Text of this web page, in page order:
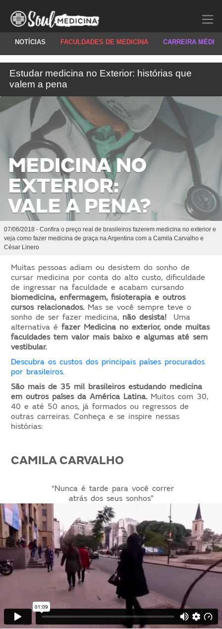
NOTÍCIAS FACULDADES DE MEDICINA CARREIRA
Estudar medicina no Exterior: histórias que
valem a pena
07/06/2018 - Confira o preço real de brasileiros fazerem medicina no exterior e
veja como fazer medicina de graça na Argentina com a Camila Carvalho e
César Linero
Muitas pessoas adiam ou desistem do sonho de
cursar medicina por conta do alto custo, dificuldade
de ingressar na faculdade e acabam cursando
biomedicina, enfermagem, fisioterapia e outros
cursos relacionados.Mas se você sempre teve o
sonho de ser fazer medicina, não desista! Uma
alternativa éfazer Medicina no exterior, onde muitas
faculdades tem valor mais baixo e algumas até sem
vestibular.
Descubra os custos dos principais países procurados
por brasileiros.
São mais de 35 mil brasileiros estudando medicina
em outros países da América Latina. Muitos com 30,
40 e até 50 anos, já formados ou regressos de
outras carreiras. Conheça e se inspire nessas
histórias:
CAMILA CARVALHO
“Nunca é tarde para você correr
atrás dos seus sonhos”